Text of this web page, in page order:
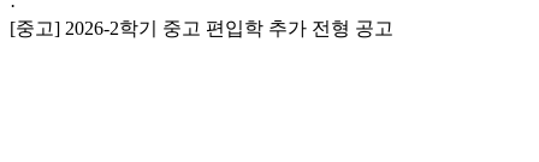
·
[중고] 2026-2학기 중고 편입학 추가 전형 공고